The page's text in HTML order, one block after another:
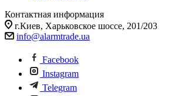
Контактная информация
г.Киев, Харьковское шоссе, 201/203
info@alarmtrade.ua
Facebook
Instagram
Telegram